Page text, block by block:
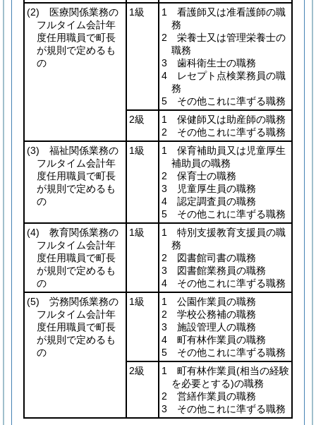
(2) 医療関係業務の
フルタイム会計年
度任用職員で町長
が規則で定めるも
の
1級
1 看護師又は准看護師の職
務
2 栄養士又は管理栄養士の
職務
3 歯科衛生士の職務
4 レセプト点検業務員の職
務
5 その他これに準ずる職務
2級
1 保健師又は助産師の職務
2 その他これに準ずる職務
(3) 福祉関係業務の
フルタイム会計年
度任用職員で町長
が規則で定めるも
の
1級
1 保育補助員又は児童厚生
補助員の職務
2 保育士の職務
3 児童厚生員の職務
4 認定調査員の職務
5 その他これに準ずる職務
(4) 教育関係業務の
フルタイム会計年
度任用職員で町長
が規則で定めるも
の
1級
1 特別支援教育支援員の職
務
2 図書館司書の職務
3 図書館業務員の職務
4 その他これに準ずる職務
(5) 労務関係業務の
フルタイム会計年
度任用職員で町長
が規則で定めるも
の
1級
1 公園作業員の職務
2 学校公務補の職務
3 施設管理人の職務
4 町有林作業員の職務
5 その他これに準ずる職務
2級
1 町有林作業員(相当の経験
を必要とする)の職務
2 営繕作業員の職務
3 その他これに準ずる職務